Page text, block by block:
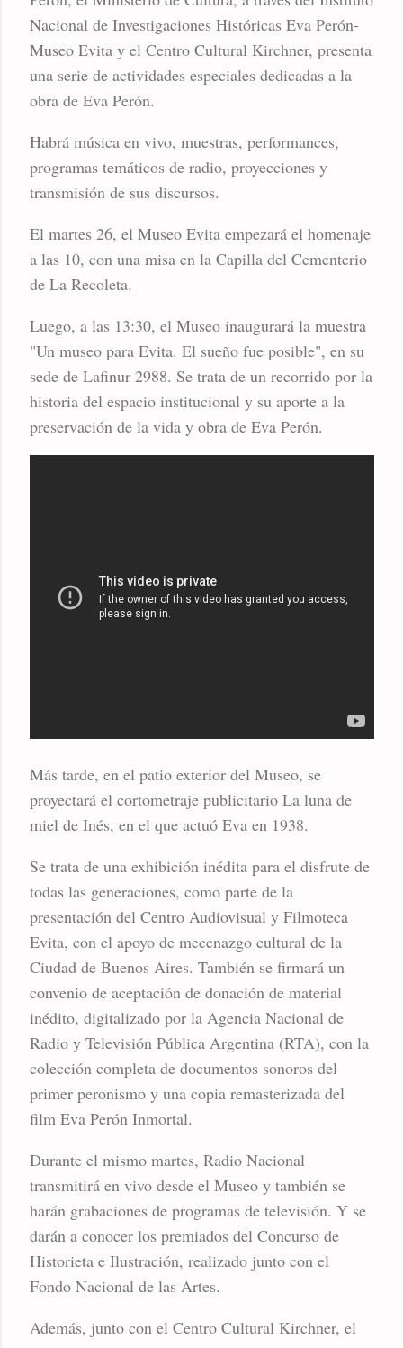
Nacional de Investigaciones Históricas Eva Perón-
Museo Evita y el Centro Cultural Kirchner, presenta
una serie de actividades especiales dedicadas a la
obra de Eva Perón.
Habrá música en vivo, muestras, performances,
programas temáticos de radio, proyecciones y
transmisión de sus discursos.
El martes 26, el Museo Evita empezará el homenaje
a las 10, con una misa en la Capilla del Cementerio
de La Recoleta.
Luego, a las 13:30, el Museo inaugurará la muestra
"Un museo para Evita. El sueño fue posible", en su
sede de Lafinur 2988. Se trata de un recorrido por la
historia del espacio institucional y su aporte a la
preservación de la vida y obra de Eva Perón.
Más tarde, en el patio exterior del Museo, se
proyectará el cortometraje publicitario La luna de
miel de Inés, en el que actuó Eva en 1938.
Se trata de una exhibición inédita para el disfrute de
todas las generaciones, como parte de la
presentación del Centro Audiovisual y Filmoteca
Evita, con el apoyo de mecenazgo cultural de la
Ciudad de Buenos Aires. También se firmará un
convenio de aceptación de donación de material
inédito, digitalizado por la Agencia Nacional de
Radio y Televisión Pública Argentina (RTA), con la
colección completa de documentos sonoros del
primer peronismo y una copia remasterizada del
film Eva Perón Inmortal.
Durante el mismo martes, Radio Nacional
transmitirá en vivo desde el Museo y también se
harán grabaciones de programas de televisión. Y se
darán a conocer los premiados del Concurso de
Historieta e Ilustración, realizado junto con el
Fondo Nacional de las Artes.
Además, junto con el Centro Cultural Kirchner, el